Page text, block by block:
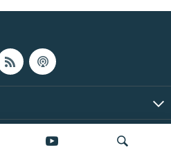
© 2026 Inc. | Bütün hüquqlar qorunur